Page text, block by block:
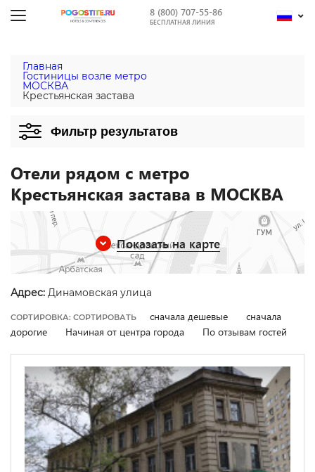
8 (800) 707-55-86
БЕСПЛАТНАЯ ЛИНИЯ
Главная
Гостиницы возле метро
МОСКВА
Крестьянская застава
Фильтр результатов
Отели рядом с метро
Крестьянская застава в МОСКВА
Показать на карте
Адрес: Динамовская улица
СОРТИРОВКА: СОРТИРОВАТЬ сначала дешевые
сначала
дорогие
Начиная от центра города По отзывам гостей